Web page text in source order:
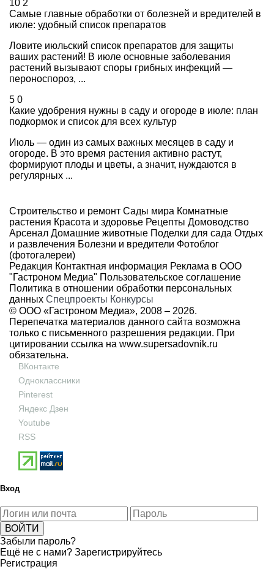
10 2
Самые главные обработки от болезней и вредителей в
июле: удобный список препаратов
Ловите июльский список препаратов для защиты
ваших растений! В июле основные заболевания
растений вызывают споры грибных инфекций —
пероноспороз, ...
5 0
Какие удобрения нужны в саду и огороде в июле: план
подкормок и список для всех культур
Июль — один из самых важных месяцев в саду и
огороде. В это время растения активно растут,
формируют плоды и цветы, а значит, нуждаются в
регулярных ...
Строительство и ремонт Сады мира Комнатные
растения Красота и здоровье Рецепты Домоводство
Арсенал Домашние животные Поделки для сада Отдых
и развлечения Болезни и вредители Фотоблог
(фотогалереи)
Редакция Контактная информация Реклама в ООО
"Гастроном Медиа" Пользовательское соглашение
Политика в отношении обработки персональных
данных Спецпроекты Конкурсы
© ООО «Гастроном Медиа», 2008 – 2026.
Перепечатка материалов данного сайта возможна
только с письменного разрешения редакции. При
цитировании ссылка на www.supersadovnik.ru
обязательна.
ВКонтакте
Одноклассники
Pinterest
Яндекс Дзен
Youtube
RSS
Вход
Забыли пароль?
Ещё не с нами? Зарегистрируйтесь
Регистрация